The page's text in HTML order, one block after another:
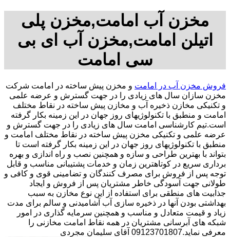
مخزن آب امامت,مخزن پلی
اتیلن امامت,مخزن آب ای بی
سی امامت
فروش مخزن آب در امامت و مخزن پیش ساخته در امامت شرکت
مخزن سازان سال های زیادی را در جهت گسترش و عرضه علمی
و تکنیکی مخازن ذخیره آب و مخازن پیش ساخته در نقاط مختلف
امامت و منطبق با تکنولوژیهای روز جهان در این زمینه بکار گرفته
است.تیم کارشناسی امامت سال های زیادی را در جهت گسترش و
عرضه علمی و تکنیکی مخزن پیش ساخته در نقاط مختلف امامت و
منطبق با تکنولوژیهای روز جهان در این زمینه بکار گرفته است تا
بتواند با بهترین طراحی و سازه و همچنین نصب و راه اندازی و بهره
برداری سریع در کوتاهترین زمان و خدمات پشتیبانی مناسب و قابل
توجه پس از فروش برای مصرف کنندگان و تضامینی قوی و کافی و
طولانی جهت آسودگی خاطر مشتریان پس از فروش و ایجاد
جذابیت های منطقی برای استفاده از این نوع مخازن به سبب
بهداشتی بودن آنها در ذخیره سازی آب آشامیدنی و سالم برای مدت
زیاد و قیمت متعادل و مناسب و همچنین سرمایه گذاری در امور
شبکه های آبرسانی مشتریان در همه نقاط امامت مخازنی را
معرفی نماید.09123701807 آقای سلیمان مجردی